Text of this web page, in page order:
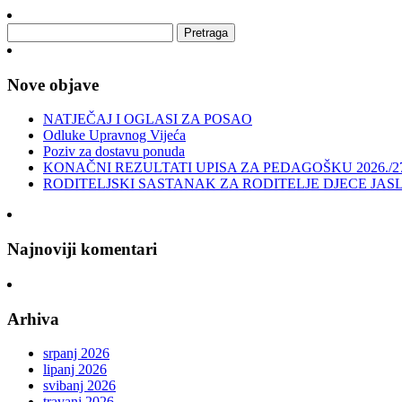
Nove objave
NATJEČAJ I OGLASI ZA POSAO
Odluke Upravnog Vijeća
Poziv za dostavu ponuda
KONAČNI REZULTATI UPISA ZA PEDAGOŠKU 2026./
RODITELJSKI SASTANAK ZA RODITELJE DJECE
Najnoviji komentari
Arhiva
srpanj 2026
lipanj 2026
svibanj 2026